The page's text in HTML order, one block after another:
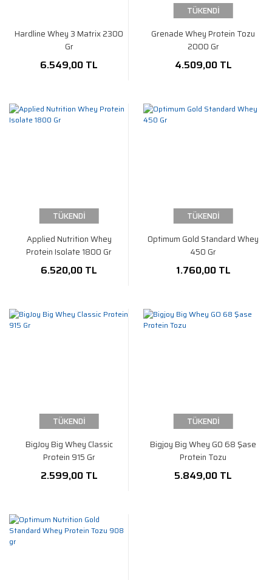
Hardline Whey 3 Matrix 2300
Gr
6.549,00 TL
TÜKENDİ
Grenade Whey Protein Tozu
2000 Gr
4.509,00 TL
TÜKENDİ
Applied Nutrition Whey
Protein Isolate 1800 Gr
6.520,00 TL
TÜKENDİ
Optimum Gold Standard Whey
450 Gr
1.760,00 TL
TÜKENDİ
BigJoy Big Whey Classic
Protein 915 Gr
2.599,00 TL
TÜKENDİ
Bigjoy Big Whey GO 68 Şase
Protein Tozu
5.849,00 TL